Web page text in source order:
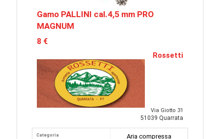
Gamo PALLINI cal.4,5 mm PRO
MAGNUM
8 €
Rossetti
Via Giotto 31
51039 Quarrata
Categoria
Aria compressa